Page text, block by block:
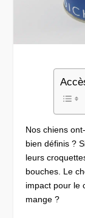
Nos chiens
bien définis ?
leurs
bouches. Le
impact pour le
mange ?